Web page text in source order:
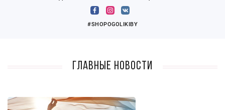
#SHOPOGOLIKIBY
Главные новости